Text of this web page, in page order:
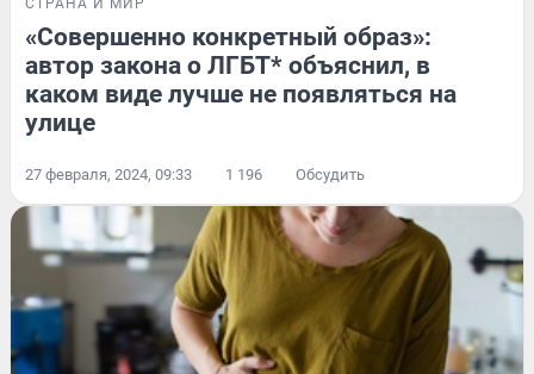
«Совершенно конкретный образ»:
автор закона о ЛГБТ* объяснил, в
каком виде лучше не появляться на
улице
27 февраля, 2024, 09:33 1 196 Обсудить